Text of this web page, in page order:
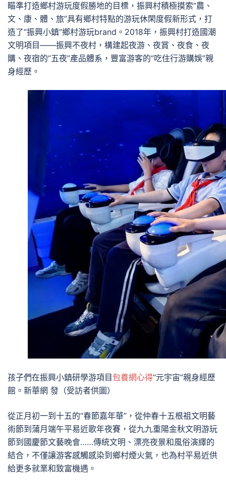
瞄準打造鄉村游玩度假勝地的目標，振興村積極摸索“農、
文、康、體、旅”具有鄉村特點的游玩休閑度假新形式，打
造了“振興小鎮”鄉村游玩brand。2018年，振興村打造國潮
文明項目——振興不夜村，構建起夜游、夜賞、夜食、夜
購、夜宿的“五夜”產品體系，豐富游客的“吃住行游購娛”親
身經歷。
孩子們在振興小鎮研學游項目包養網心得“元宇宙”親身經歷
館。新華網 發（受訪者供圖）
從正月初一到十五的“春節嘉年華”，從仲春十五根祖文明藝
術節到蒲月端午平易近歌年夜賽，從九九重陽金秋文明游玩
節到國慶節文藝晚會……傳統文明、漂亮夜景和風俗演繹的
結合，不僅讓游客感觸感染到鄉村煙火氣，也為村平易近供
給更多就業和致富機遇。